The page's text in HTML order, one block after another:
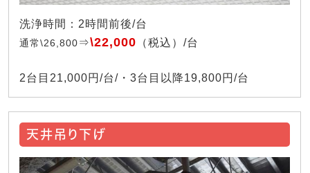
洗浄時間：2時間前後/台
通常\26,800⇒\22,000 （税込）/台
2台目21,000円/台/・3台目以降19,800円/台
天井吊り下げ